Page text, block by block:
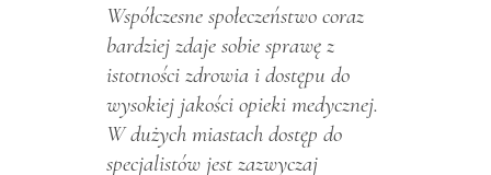
Współczesne społeczeństwo coraz
bardziej zdaje sobie sprawę z
istotności zdrowia i dostępu do
wysokiej jakości opieki medycznej.
W dużych miastach dostęp do
specjalistów jest zazwyczaj